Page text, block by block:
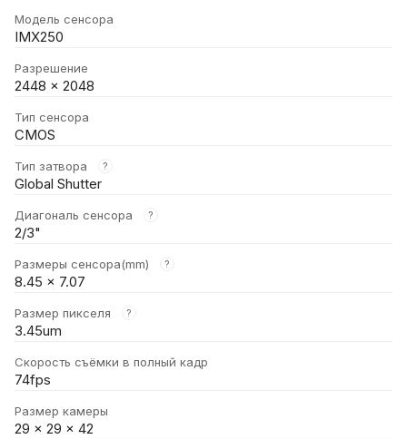
Модель сенсора
IMX250
Разрешение
2448 x 2048
Тип сенсора
CMOS
Тип затвора ?
Global Shutter
Диагональ сенсора ?
2/3"
Размеры сенсора(mm) ?
8.45 x 7.07
Размер пикселя ?
3.45um
Скорость съёмки в полный кадр
74fps
Размер камеры
29 × 29 × 42